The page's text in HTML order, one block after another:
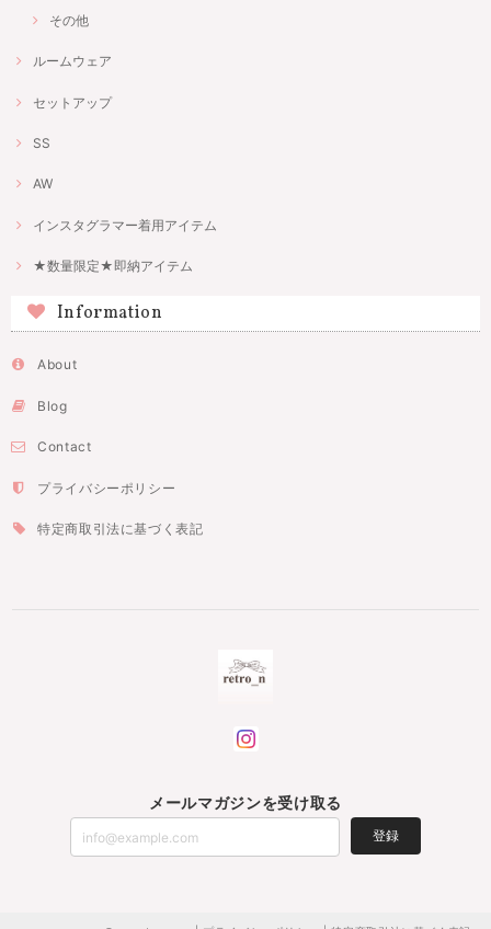
その他
ルームウェア
セットアップ
SS
AW
インスタグラマー着用アイテム
★数量限定★即納アイテム
Information
About
Blog
Contact
プライバシーポリシー
特定商取引法に基づく表記
メールマガジンを受け取る
登録